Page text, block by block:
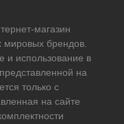
магазин
мировых брендов.
использование в
на
только с
на сайте